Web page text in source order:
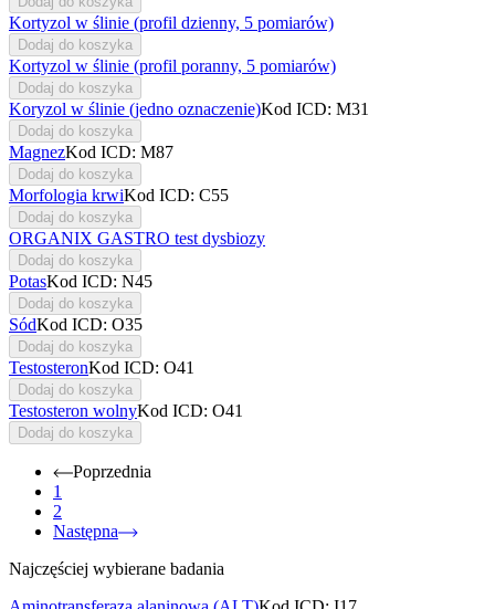
Kortyzol w ślinie (profil dzienny, 5 pomiarów)
Dodaj do koszyka
Kortyzol w ślinie (profil poranny, 5 pomiarów)
Dodaj do koszyka
Koryzol w ślinie (jedno oznaczenie)Kod ICD: M31
Dodaj do koszyka
MagnezKod ICD: M87
Dodaj do koszyka
Morfologia krwiKod ICD: C55
Dodaj do koszyka
ORGANIX GASTRO test dysbiozy
Dodaj do koszyka
PotasKod ICD: N45
Dodaj do koszyka
SódKod ICD: O35
Dodaj do koszyka
TestosteronKod ICD: O41
Dodaj do koszyka
Testosteron wolnyKod ICD: O41
Dodaj do koszyka
Poprzednia
1
2
Następna
Najczęściej wybierane badania